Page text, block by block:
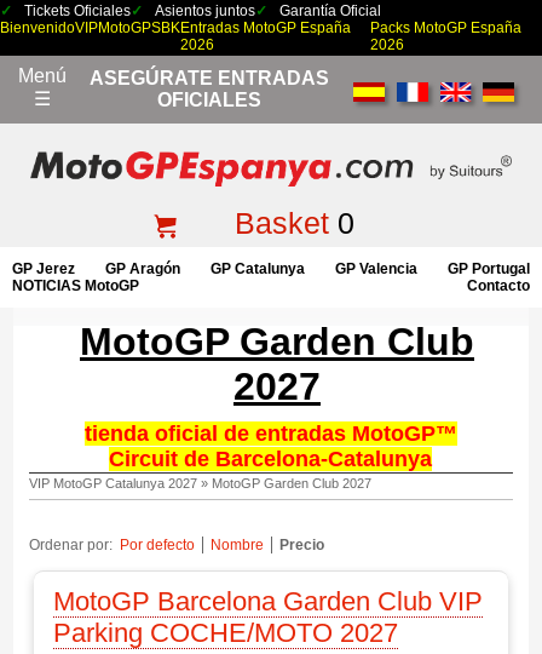
Tickets Oficiales Asientos juntos
Garantía Oficial
BienvenidoVIPMotoGPSBKEntradas MotoGP España
2026
Packs MotoGP España
2026
Menú
☰
ASEGÚRATE ENTRADAS
OFICIALES
Basket0
GP Jerez GP Aragón GP Catalunya GP Valencia
GP Portugal
NOTICIAS MotoGP
Contacto
MotoGP Garden Club
2027
tienda oficial de entradas MotoGP™
Circuit de Barcelona-Catalunya
VIP MotoGP Catalunya 2027» MotoGP Garden Club 2027
Ordenar por: Por defecto Nombre Precio
MotoGP Barcelona Garden Club VIP
Parking COCHE/MOTO 2027